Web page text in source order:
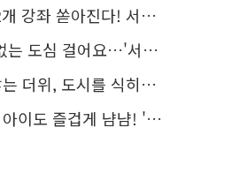
진다! 서울시민대학 선착순 신청
…'서울 걷자 페스티벌' 선착순 5천명
도시를 식히는 시원한 해법은?
냠! '찾아가는 서울시 식생활 교육' 현장